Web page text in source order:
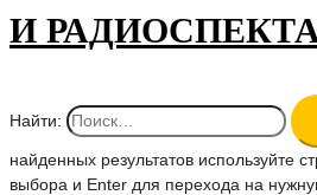
И
Найти:
найденных результатов используйте
выбора и Enter для перехода на